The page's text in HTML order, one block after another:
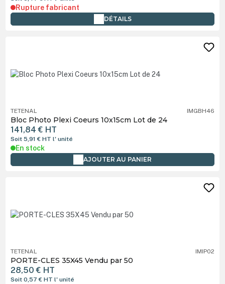
Rupture fabricant
DÉTAILS
TETENAL IMGBH46
Bloc Photo Plexi Coeurs 10x15cm Lot de 24
141,84 € HT
Soit 5,91 €HTl' unité
En stock
AJOUTER AU PANIER
TETENAL IMIP02
PORTE-CLES 35X45 Vendu par 50
28,50 € HT
Soit 0,57 €HTl' unité